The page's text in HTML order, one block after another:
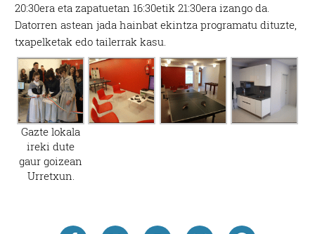
20:30era eta zapatuetan 16:30etik 21:30era izango da.
Datorren astean jada hainbat ekintza programatu dituzte,
txapelketak edo tailerrak kasu.
Gazte lokala
ireki dute
gaur goizean
Urretxun.